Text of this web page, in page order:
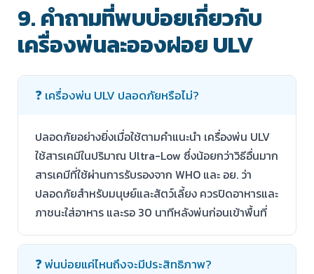
9. คำถามที่พบบ่อยเกี่ยวกับ
เครื่องพ่นละอองฝอย ULV
❓ เครื่องพ่น ULV ปลอดภัยหรือไม่?
ปลอดภัยอย่างยิ่งเมื่อใช้ตามคำแนะนำ เครื่องพ่น ULV
ใช้สารเคมีในปริมาณ Ultra-Low ซึ่งน้อยกว่าวิธีอื่นมาก
สารเคมีที่ใช้ผ่านการรับรองจาก WHO และ อย. ว่า
ปลอดภัยสำหรับมนุษย์และสัตว์เลี้ยง ควรปิดอาหารและ
ภาชนะใส่อาหาร และรอ 30 นาทีหลังพ่นก่อนเข้าพื้นที่
❓ พ่นบ่อยแค่ไหนถึงจะมีประสิทธิภาพ?